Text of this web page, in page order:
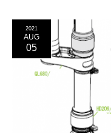
2021
AUG
05